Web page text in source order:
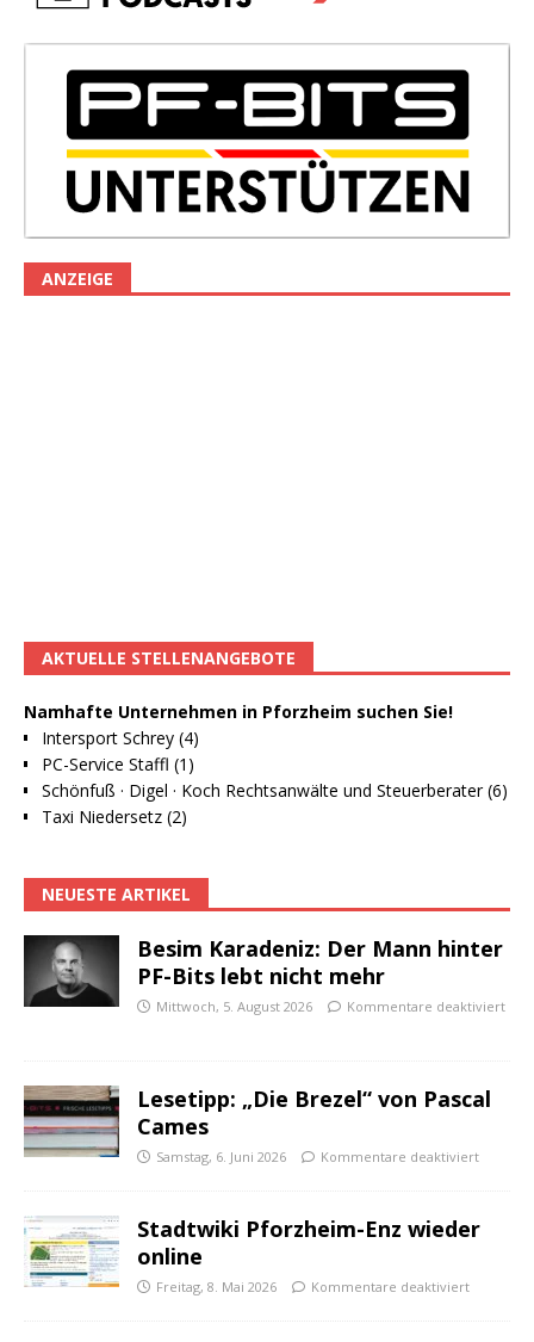
ANZEIGE
AKTUELLE STELLENANGEBOTE
Namhafte Unternehmen in Pforzheim suchen Sie!
Intersport Schrey (4)
PC-Service Staffl (1)
Schönfuß · Digel · Koch Rechtsanwälte und Steuerberater (6)
Taxi Niedersetz (2)
NEUESTE ARTIKEL
Besim Karadeniz: Der Mann hinter
PF-Bits lebt nicht mehr
Mittwoch, 5. August 2026 Kommentare deaktiviert
Lesetipp: „Die Brezel“ von Pascal
Cames
Samstag, 6. Juni 2026 Kommentare deaktiviert
Stadtwiki Pforzheim-Enz wieder
online
Freitag, 8. Mai 2026 Kommentare deaktiviert